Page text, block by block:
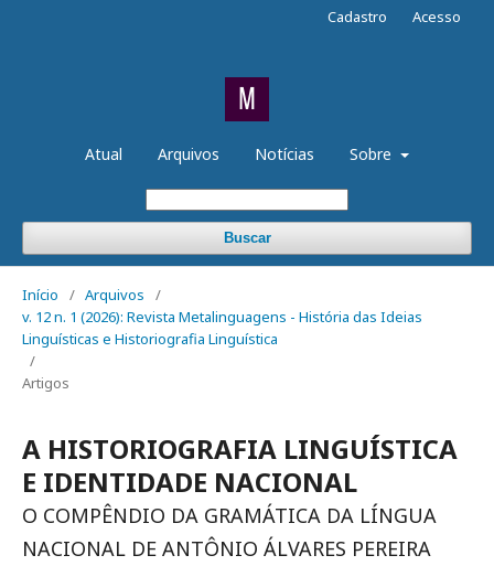
Atual Arquivos Notícias Sobre
Buscar
Cadastro Acesso
Início / Arquivos
/
v. 12 n. 1 (2026): Revista Metalinguagens - História das Ideias
Linguísticas e Historiografia Linguística
/
Artigos
A HISTORIOGRAFIA LINGUÍSTICA
E IDENTIDADE NACIONAL
O COMPÊNDIO DA GRAMÁTICA DA LÍNGUA
NACIONAL DE ANTÔNIO ÁLVARES PEREIRA